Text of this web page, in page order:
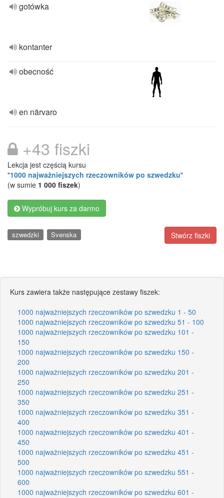
gotówka
kontanter
obecność
en närvaro
+43 fiszki
Lekcja jest częścią kursu
"1000 najważniejszych rzeczowników po szwedzku"
(w sumie 1 000 fiszek)
Wypróbuj kurs za darmo
Stwórz fiszki
szwedzki Svenska
Kurs zawiera także następujące zestawy fiszek:
1000 najważniejszych rzeczowników po szwedzku 1 - 50
1000 najważniejszych rzeczowników po szwedzku 51 - 100
1000 najważniejszych rzeczowników po szwedzku 101 -
150
1000 najważniejszych rzeczowników po szwedzku 150 -
200
1000 najważniejszych rzeczowników po szwedzku 201 -
250
1000 najważniejszych rzeczowników po szwedzku 251 -
350
1000 najważniejszych rzeczowników po szwedzku 351 -
400
1000 najważniejszych rzeczowników po szwedzku 401 -
450
1000 najważniejszych rzeczowników po szwedzku 451 -
500
1000 najważniejszych rzeczowników po szwedzku 551 -
600
1000 najważniejszych rzeczowników po szwedzku 601 -